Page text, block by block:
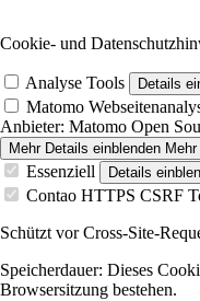
Cookie- und
Analyse Tools Details
Matomo
Anbieter: Matomo Open
Mehr Details einblenden
Essenziell Details
Contao HTTPS CSRF
Schützt vor Cross-Site-
Speicherdauer: Dieses
Browsersitzung bestehen.